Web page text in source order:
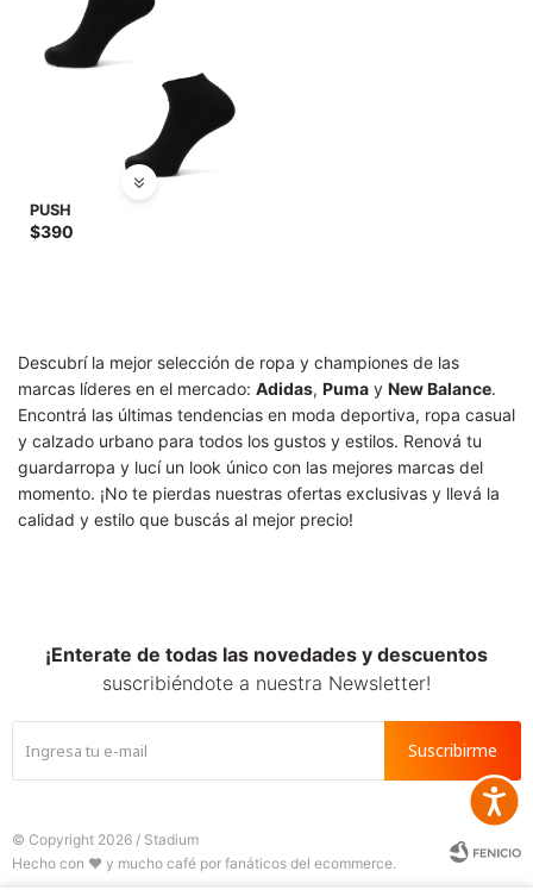
PUSH
$390
Descubrí la mejor selección de ropa y championes de las
marcas líderes en el mercado: Adidas, Puma y New Balance.
Encontrá las últimas tendencias en moda deportiva, ropa casual
y calzado urbano para todos los gustos y estilos. Renová tu
guardarropa y lucí un look único con las mejores marcas del
momento. ¡No te pierdas nuestras ofertas exclusivas y llevá la
calidad y estilo que buscás al mejor precio!
¡Enterate de todas las novedades y descuentos
suscribiéndote a nuestra Newsletter!
Suscribirme
© Copyright 2026 / Stadium
      